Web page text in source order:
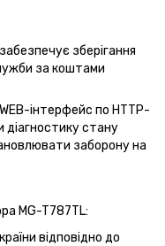
зберігання
за коштами
інтерфейс по HTTP-
стану
заборону на
MG-T787TL:
відповідно до